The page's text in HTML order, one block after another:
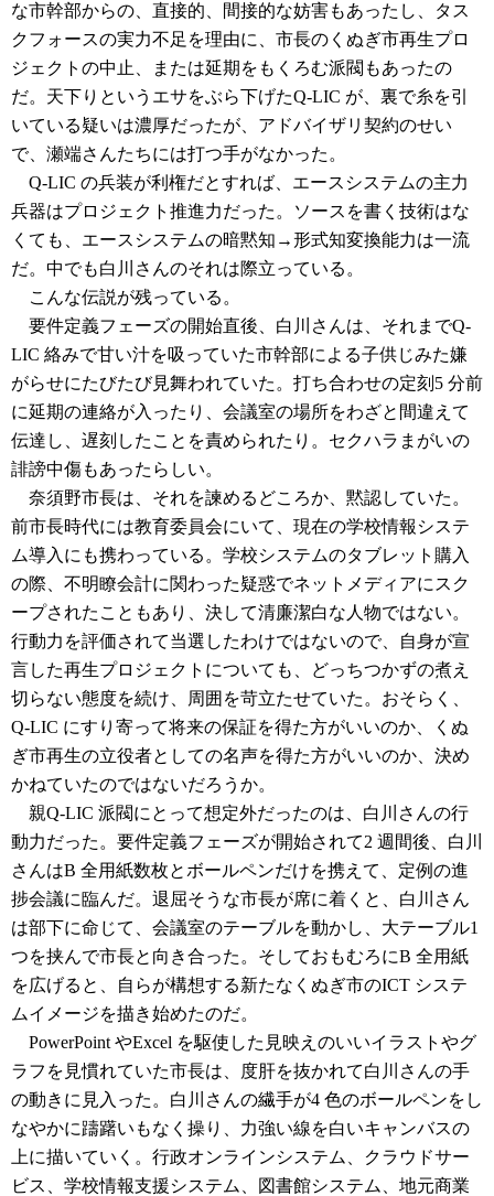
な市幹部からの、直接的、間接的な妨害もあったし、タス
クフォースの実力不足を理由に、市長のくぬぎ市再生プロ
ジェクトの中止、または延期をもくろむ派閥もあったの
だ。天下りというエサをぶら下げたQ-LIC が、裏で糸を引
いている疑いは濃厚だったが、アドバイザリ契約のせい
で、瀬端さんたちには打つ手がなかった。
Q-LIC の兵装が利権だとすれば、エースシステムの主力
兵器はプロジェクト推進力だった。ソースを書く技術はな
くても、エースシステムの暗黙知→形式知変換能力は一流
だ。中でも白川さんのそれは際立っている。
こんな伝説が残っている。
要件定義フェーズの開始直後、白川さんは、それまでQ-
LIC 絡みで甘い汁を吸っていた市幹部による子供じみた嫌
がらせにたびたび見舞われていた。打ち合わせの定刻5 分前
に延期の連絡が入ったり、会議室の場所をわざと間違えて
伝達し、遅刻したことを責められたり。セクハラまがいの
誹謗中傷もあったらしい。
奈須野市長は、それを諫めるどころか、黙認していた。
前市長時代には教育委員会にいて、現在の学校情報システ
ム導入にも携わっている。学校システムのタブレット購入
の際、不明瞭会計に関わった疑惑でネットメディアにスク
ープされたこともあり、決して清廉潔白な人物ではない。
行動力を評価されて当選したわけではないので、自身が宣
言した再生プロジェクトについても、どっちつかずの煮え
切らない態度を続け、周囲を苛立たせていた。おそらく、
Q-LIC にすり寄って将来の保証を得た方がいいのか、くぬ
ぎ市再生の立役者としての名声を得た方がいいのか、決め
かねていたのではないだろうか。
親Q-LIC 派閥にとって想定外だったのは、白川さんの行
動力だった。要件定義フェーズが開始されて2 週間後、白川
さんはB 全用紙数枚とボールペンだけを携えて、定例の進
捗会議に臨んだ。退屈そうな市長が席に着くと、白川さん
は部下に命じて、会議室のテーブルを動かし、大テーブル1
つを挟んで市長と向き合った。そしておもむろにB 全用紙
を広げると、自らが構想する新たなくぬぎ市のICT システ
ムイメージを描き始めたのだ。
PowerPoint やExcel を駆使した見映えのいいイラストやグ
ラフを見慣れていた市長は、度肝を抜かれて白川さんの手
の動きに見入った。白川さんの繊手が4 色のボールペンをし
なやかに躊躇いもなく操り、力強い線を白いキャンバスの
上に描いていく。行政オンラインシステム、クラウドサー
ビス、学校情報支援システム、図書館システム、地元商業